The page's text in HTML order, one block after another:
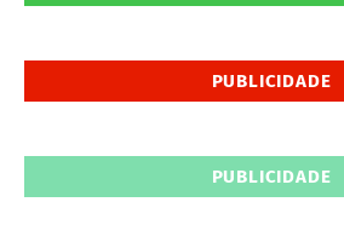
PUBLICIDADE
PUBLICIDADE